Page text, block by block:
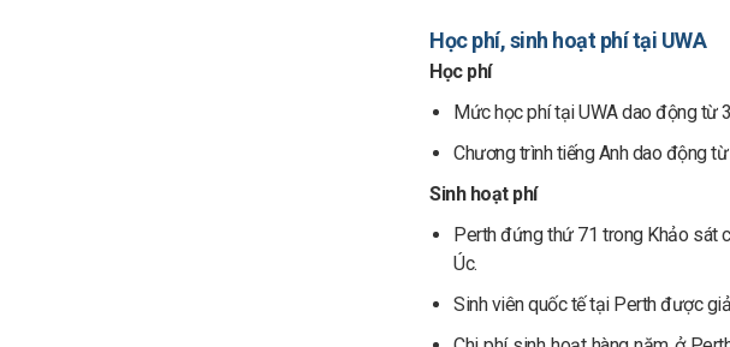
Học phí, sinh hoạt phí tại UWA
Học phí
Mức học phí tại UWA dao động từ
Chương trình tiếng Anh dao động
Sinh hoạt phí
Perth đứng thứ 71 trong Khảo sát
Úc.
Sinh viên quốc tế tại Perth được